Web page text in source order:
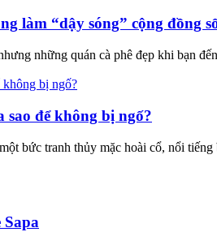
làm “dậy sóng” cộng đồng
những quán cà phê đẹp khi bạn
để không bị ngố?
bức tranh thủy mặc hoài cổ, nổi
Sapa